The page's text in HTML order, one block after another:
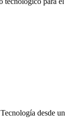
desde un